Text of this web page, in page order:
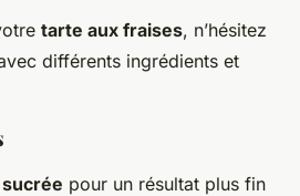
tarte aux fraises, n’hésitez
différents ingrédients et
pour un résultat plus fin